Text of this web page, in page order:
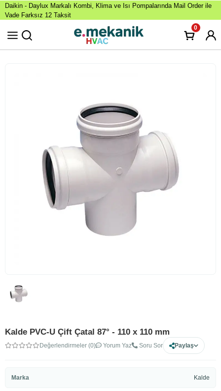
Daikin - Daylux Markalı Kombi, Klima ve Isı Pompalarında Mail Order ile
Vade Farksız 12 Taksit
0
Kalde PVC-U Çift Çatal 87° - 110 x 110 mm
Değerlendirmeler (0) Yorum Yaz Soru Sor Paylaş
Marka Kalde